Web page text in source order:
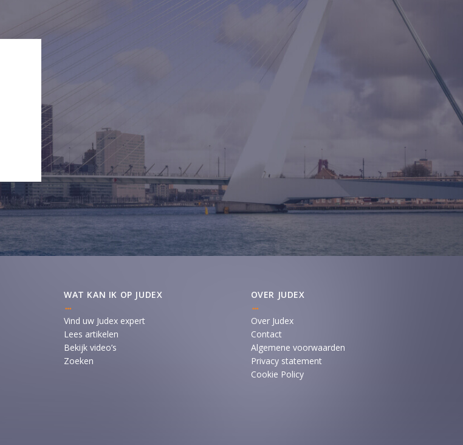
WAT KAN IK OP JUDEX
Vind uw Judex expert
Lees artikelen
Bekijk video’s
Zoeken
OVER JUDEX
Over Judex
Contact
Algemene voorwaarden
Privacy statement
Cookie Policy